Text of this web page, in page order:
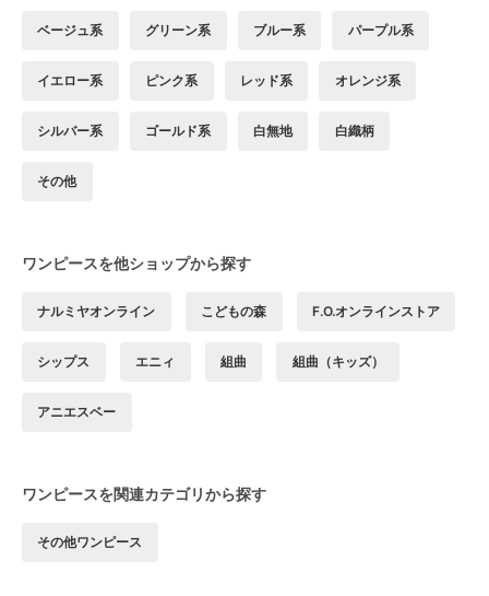
ベージュ系 グリーン系 ブルー系 パープル系
イエロー系 ピンク系 レッド系 オレンジ系
シルバー系 ゴールド系 白無地 白織柄
その他
ワンピースを他ショップから探す
ナルミヤオンライン こどもの森 F.O.オンラインストア
シップス エニィ 組曲 組曲（キッズ）
アニエスベー
ワンピースを関連カテゴリから探す
その他ワンピース